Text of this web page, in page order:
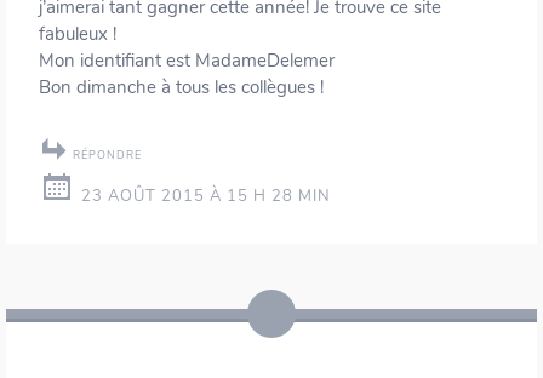
j’aimerai tant gagner cette année! Je trouve ce site
fabuleux !
Mon identifiant est MadameDelemer
Bon dimanche à tous les collègues !
RÉPONDRE
23 AOÛT 2015 À 15 H 28 MIN